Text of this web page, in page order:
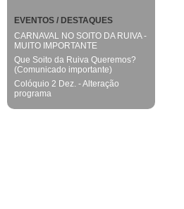
EVENTOS / DESTAQUES
CARNAVAL NO SOITO DA RUIVA -
MUITO IMPORTANTE
Que Soito da Ruiva Queremos?
(Comunicado importante)
Colóquio 2 Dez. - Alteração
programa